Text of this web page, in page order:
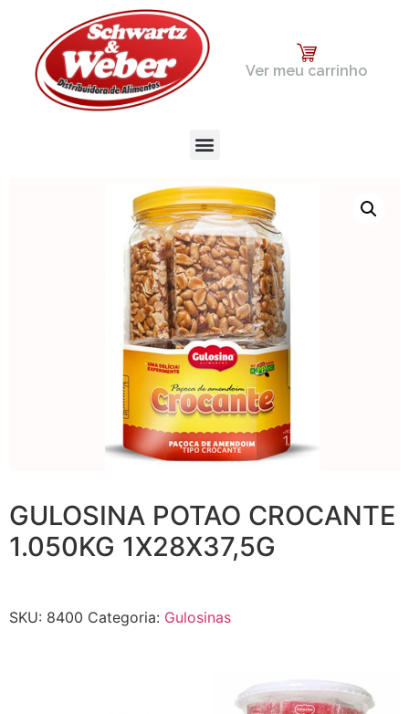
Ver meu carrinho
GULOSINA POTAO CROCANTE
1.050KG 1X28X37,5G
SKU: 8400 Categoria: Gulosinas